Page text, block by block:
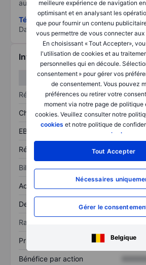
meilleure expérience de navigation
optimisant et en analysant les
que pour fournir un contenu
vous permettre de vous connecter
En choisissant « Tout Accepter»,
l'utilisation de cookies et au
personnelles qui en découle.
consentement » pour gérer vos
de consentement. Vous pouvez
préférences ou retirer votre
moment via notre page de politique
cookies. Veuillez consulter notre
cookies et notre politique de
savoir plus
Tout Accepter
Nécessaires
Gérer le
Belgique
au risque le plus élevé).
Télécharger la méthodologie ESG
Data provided by
Informations financières
Résultats
Chiffre d’affaires
EBITDA
Résultat net
Bilan
Actif total
Dette totale
Ratios
Prix / ventes
Bénéfice par action